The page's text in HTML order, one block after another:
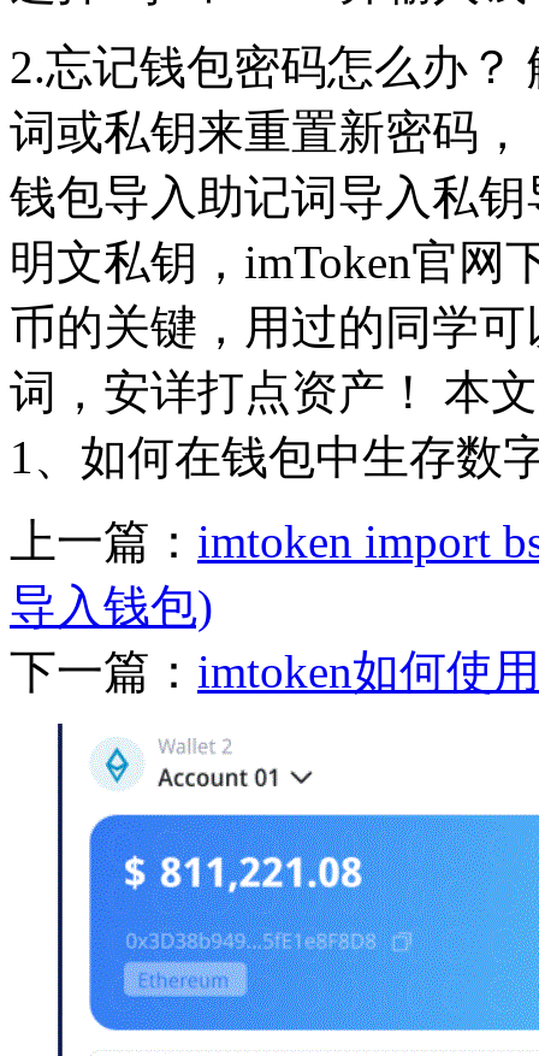
2.忘记钱包密码怎么办？
词或私钥来重置新密码
钱包导入助记词导入私
明文私钥，imToken官网
币的关键，用过的同学
词，安详打点资产！ 本
1、如何在钱包中生存数
上一篇： imtoken import
导入钱包)
下一篇： imtoken如何使